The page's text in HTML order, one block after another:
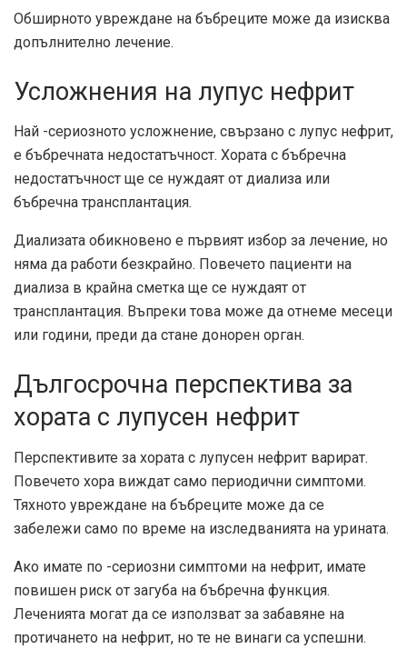
Обширното увреждане на бъбреците може да изисква
допълнително лечение.
Усложнения на лупус нефрит
Най -сериозното усложнение, свързано с лупус нефрит,
е бъбречната недостатъчност. Хората с бъбречна
недостатъчност ще се нуждаят от диализа или
бъбречна трансплантация.
Диализата обикновено е първият избор за лечение, но
няма да работи безкрайно. Повечето пациенти на
диализа в крайна сметка ще се нуждаят от
трансплантация. Въпреки това може да отнеме месеци
или години, преди да стане донорен орган.
Дългосрочна перспектива за
хората с лупусен нефрит
Перспективите за хората с лупусен нефрит варират.
Повечето хора виждат само периодични симптоми.
Тяхното увреждане на бъбреците може да се
забележи само по време на изследванията на урината.
Ако имате по -сериозни симптоми на нефрит, имате
повишен риск от загуба на бъбречна функция.
Леченията могат да се използват за забавяне на
протичането на нефрит, но те не винаги са успешни.